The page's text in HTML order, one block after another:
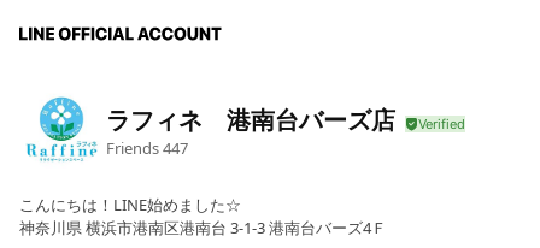
ラフィネ 港南台バーズ店
Friends447
こんにちは！LINE始めました☆
神奈川県 横浜市港南区港南台 3-1-3 港南台バーズ4Ｆ